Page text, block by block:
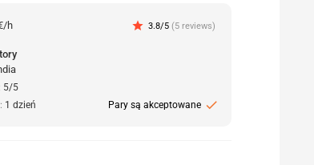
h star 3.8/5 (5 reviews)
5/5
1 dzień Pary są akceptowane check